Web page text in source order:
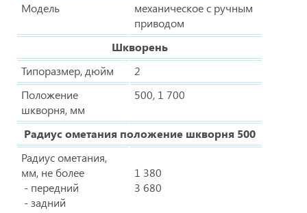
Модель
механическое с ручным
приводом
Шкворень
Типоразмер, дюйм
2
Положение
шкворня, мм
500, 1 700
Радиус ометания положение шкворня 500
Радиус ометания,
мм, не более
- передний
- задний
1 380
3 680